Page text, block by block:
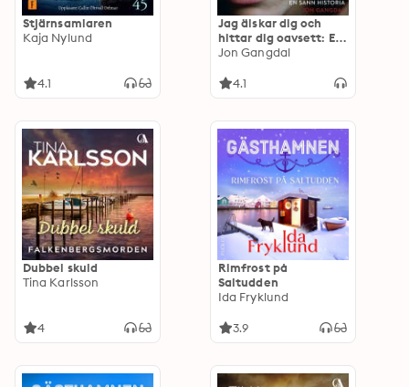
Stjärnsamlaren
Kaja Nylund
4.1
Jag älskar dig och
hittar dig oavsett: En
sann historia
Jon Gangdal
4.1
Dubbel skuld
Tina Karlsson
4
Rimfrost på
Saltudden
Ida Fryklund
3.9